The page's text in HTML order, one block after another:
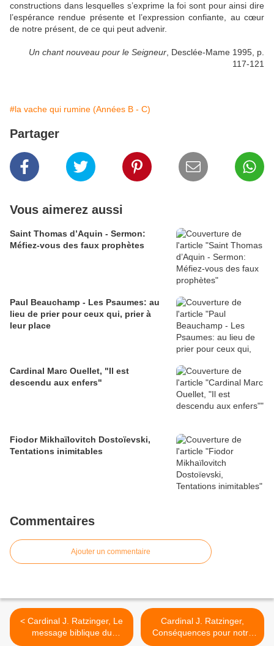
constructions dans lesquelles s’exprime la foi sont pour ainsi dire
l’espérance rendue présente et l’expression confiante, au cœur
de notre présent, de ce qui peut advenir.
Un chant nouveau pour le Seigneur , Desclée-Mame 1995, p.
117-121
#la vache qui rumine (Années B - C)
Partager
Vous aimerez aussi
Saint Thomas d’Aquin - Sermon:
Méfiez-vous des faux prophètes
Paul Beauchamp - Les Psaumes: au
lieu de prier pour ceux qui, prier à
leur place
Cardinal Marc Ouellet, "Il est
descendu aux enfers"
Fiodor Mikhaïlovitch Dostoïevski,
Tentations inimitables
Commentaires
Ajouter un commentaire
< Cardinal J. Ratzinger, Le
message biblique du
Cardinal J. Ratzinger,
Conséquences pour notre